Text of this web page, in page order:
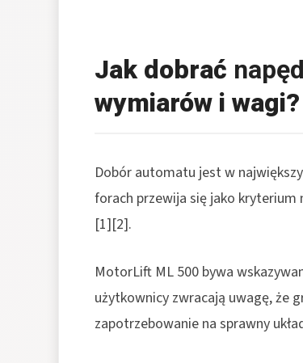
Jak dobrać
wymiarów i wagi?
Dobór automatu jest w
forach przewija się jako
[1][2].
MotorLift ML 500 bywa
użytkownicy zwracają uwagę, że
zapotrzebowanie na sprawny